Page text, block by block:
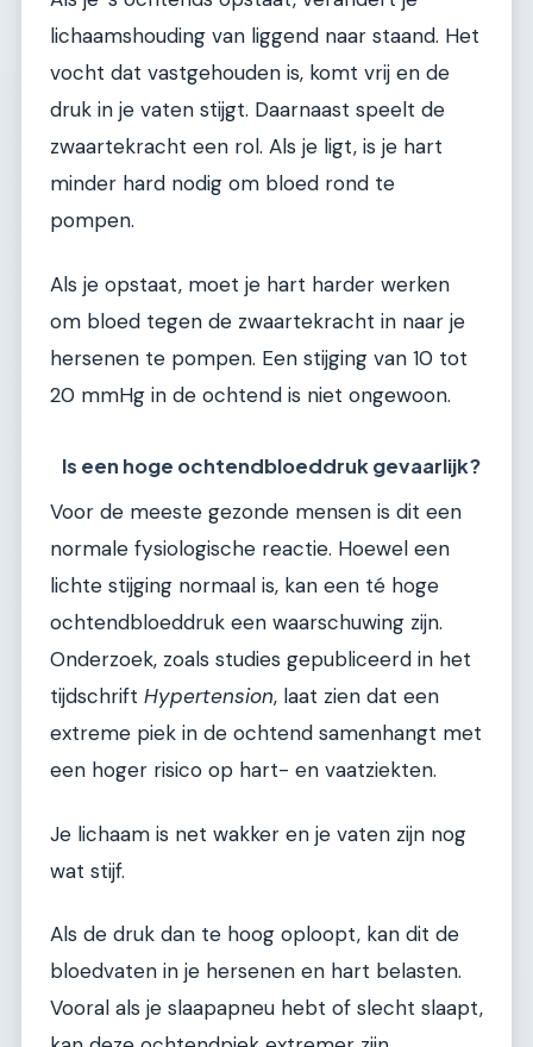
lichaamshouding van liggend naar staand. Het
vocht dat vastgehouden is, komt vrij en de
druk in je vaten stijgt. Daarnaast speelt de
zwaartekracht een rol. Als je ligt, is je hart
minder hard nodig om bloed rond te
pompen.
Als je opstaat, moet je hart harder werken
om bloed tegen de zwaartekracht in naar je
hersenen te pompen. Een stijging van 10 tot
20 mmHg in de ochtend is niet ongewoon.
Is een hoge ochtendbloeddruk gevaarlijk?
Voor de meeste gezonde mensen is dit een
normale fysiologische reactie. Hoewel een
lichte stijging normaal is, kan een té hoge
ochtendbloeddruk een waarschuwing zijn.
Onderzoek, zoals studies gepubliceerd in het
tijdschrift Hypertension, laat zien dat een
extreme piek in de ochtend samenhangt met
een hoger risico op hart- en vaatziekten.
Je lichaam is net wakker en je vaten zijn nog
wat stijf.
Als de druk dan te hoog oploopt, kan dit de
bloedvaten in je hersenen en hart belasten.
Vooral als je slaapapneu hebt of slecht slaapt,